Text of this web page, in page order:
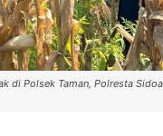
di Polsek Taman, Polresta